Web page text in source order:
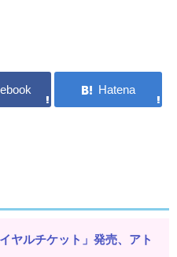
ヤルチケット」発売、アト